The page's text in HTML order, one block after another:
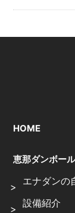
HOME
恵那ダンボー
エナダンの
設備紹介